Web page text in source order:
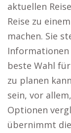
aktuellen
Reise zu
machen. Sie
Informationen
beste Wahl
zu planen
sein, vor
Optionen
übernimmt